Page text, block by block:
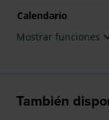
Calendario
Mostrar funciones
También